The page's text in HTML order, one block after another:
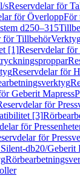
sReservdelar för
för ÖverloppFör
d250–315
för Tillbehör
[1]Reservdelar
Reservdelar för
Geberit Mapress
för
[3]
för
för
db20/Geberit